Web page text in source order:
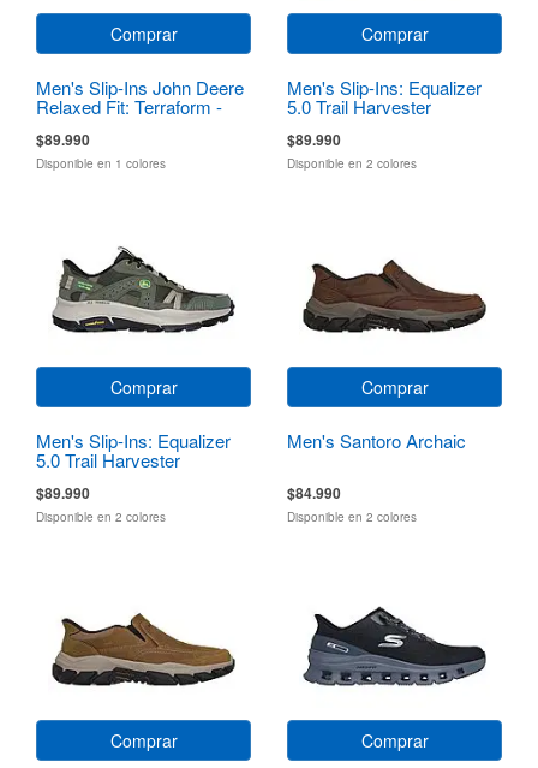
Comprar
Men's Slip-Ins John Deere
Relaxed Fit: Terraform -
$89.990
Disponible en 1 colores
Comprar
Men's Slip-Ins: Equalizer
5.0 Trail Harvester
$89.990
Disponible en 2 colores
Comprar
Men's Slip-Ins: Equalizer
5.0 Trail Harvester
$89.990
Disponible en 2 colores
Comprar
Men's Santoro Archaic
$84.990
Disponible en 2 colores
Comprar Comprar